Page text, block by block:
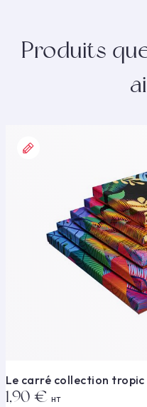
Produits
Le carré collection tropic
1,90 € HT